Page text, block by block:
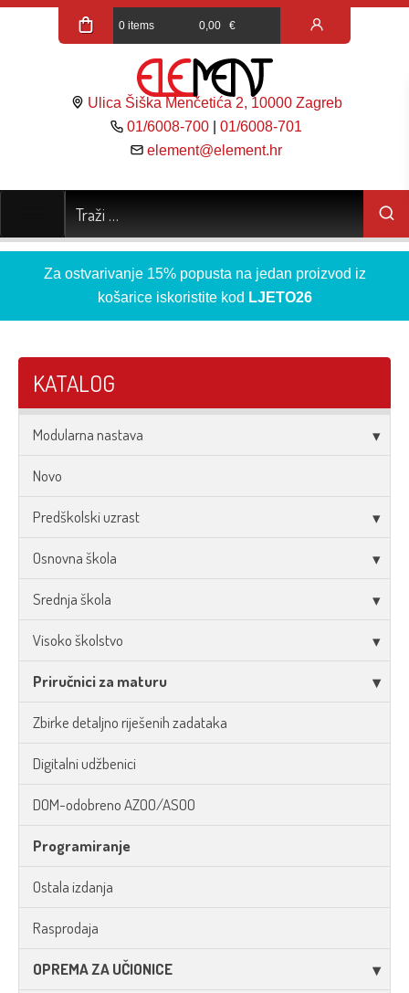
0 items 0,00 €
Ulica Šiška Menčetića 2, 10000 Zagreb
01/6008-700 |01/6008-701
element@element.hr
Za ostvarivanje 15% popusta na jedan proizvod iz
košarice iskoristite kod LJETO26
KATALOG
Modularna nastava
Novo
Predškolski uzrast
Osnovna škola
Srednja škola
Visoko školstvo
Priručnici za maturu
Zbirke detaljno riješenih zadataka
Digitalni udžbenici
DOM-odobreno AZOO/ASOO
Programiranje
Ostala izdanja
Rasprodaja
OPREMA ZA UČIONICE